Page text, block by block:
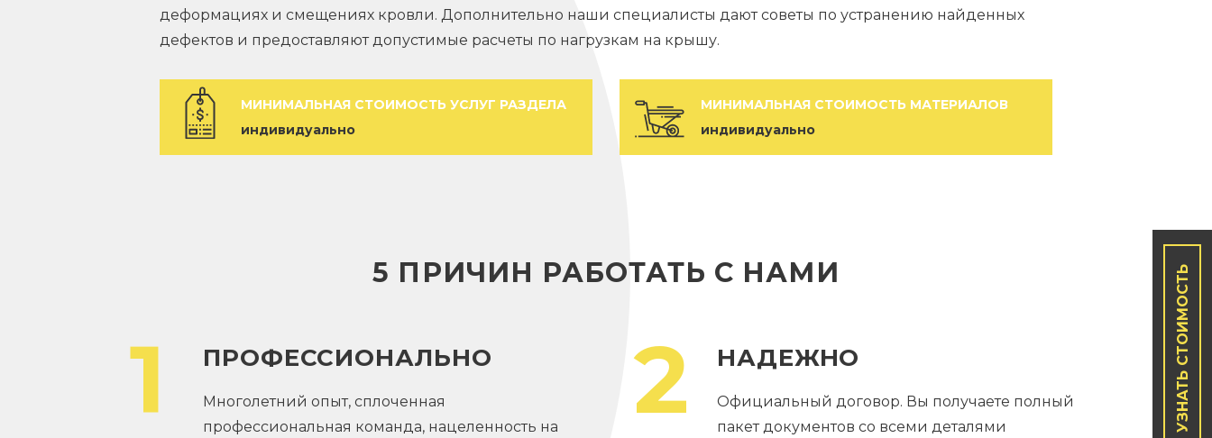
деформациях и смещениях кровли. Дополнительно наши специалисты дают советы по устранению найденных
дефектов и предоставляют допустимые расчеты по нагрузкам на крышу.
МИНИМАЛЬНАЯ СТОИМОСТЬ УСЛУГ РАЗДЕЛА
индивидуально
МИНИМАЛЬНАЯ СТОИМОСТЬ МАТЕРИАЛОВ
индивидуально
5 ПРИЧИН РАБОТАТЬ С НАМИ
1 ПРОФЕССИОНАЛЬНО
Многолетний опыт, сплоченная
профессиональная команда, нацеленность на
2 НАДЕЖНО
Официальный договор. Вы получаете полный
пакет документов со всеми деталями
УЗНАТЬ СТОИМОСТЬ